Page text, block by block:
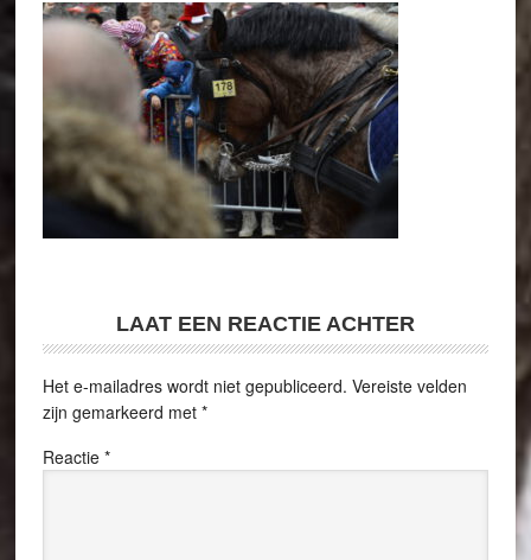
LAAT EEN REACTIE ACHTER
Het e-mailadres wordt niet gepubliceerd. Vereiste velden
zijn gemarkeerd met *
Reactie *